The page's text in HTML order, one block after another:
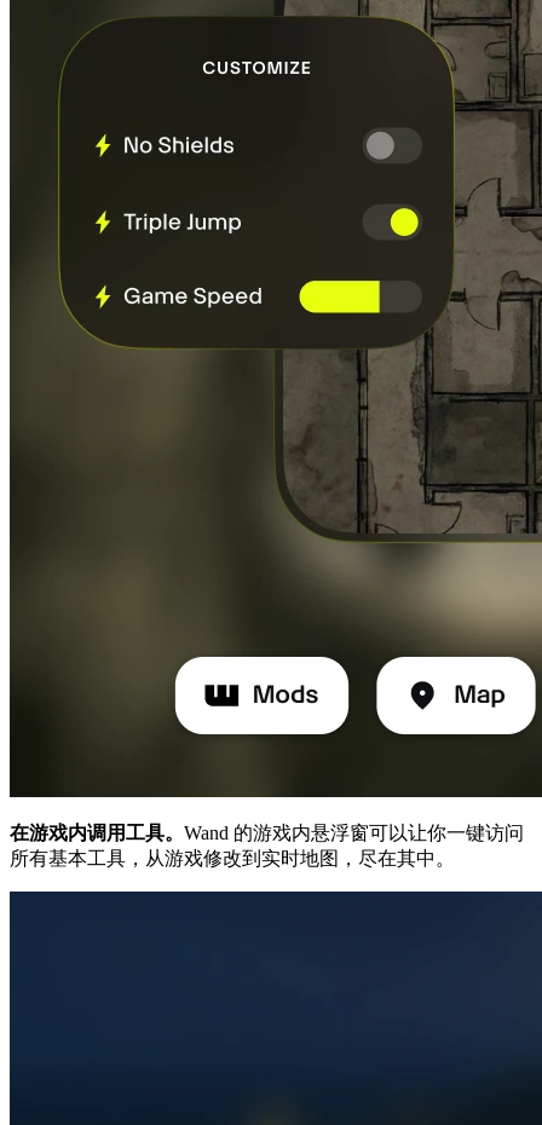
在游戏内调用工具。 Wand 的游戏内悬浮窗可以让你一键访问
所有基本工具，从游戏修改到实时地图，尽在其中。